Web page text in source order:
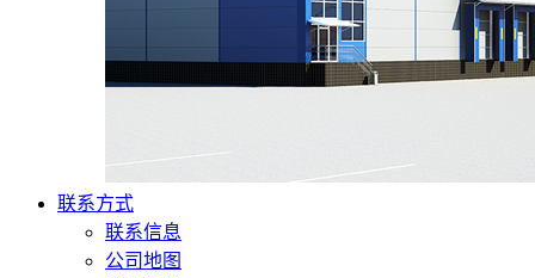
联系方式
联系信息
公司地图